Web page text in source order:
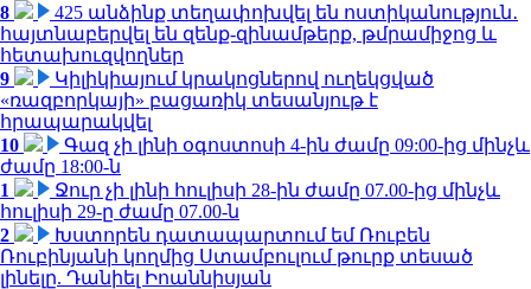
8
425 անձինք տեղափոխվել են ոստիկանություն․
հայտնաբերվել են զենք-զինամթերք, թմրամիջոց և
հետախուզվողներ
9
Կիլիկիայում կրակոցներով ուղեկցված
«ռազբորկայի» բացառիկ տեսանյութ է
հրապարակվել
10
Գազ չի լինի օգոստոսի 4-ին ժամը 09:00-ից մինչև
ժամը 18:00-ն
1
Ջուր չի լինի հուլիսի 28-ին ժամը 07.00-ից մինչև
հուլիսի 29-ը ժամը 07.00-ն
2
Խստորեն դատապարտում եմ Ռուբեն
Ռուբինյանի կողմից Ստամբուլում թուրք տեսած
լինելը. Դանիել Իոաննիսյան